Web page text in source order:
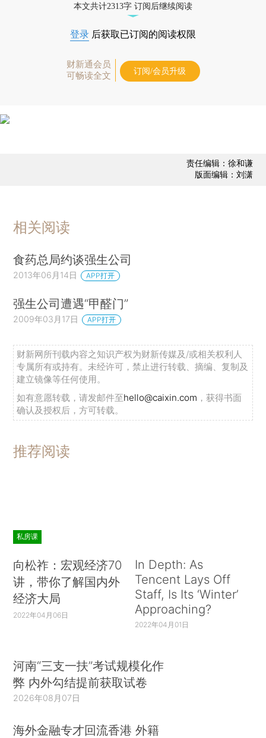
本文共计2313字 订阅后继续阅读
登录 后获取已订阅的阅读权限
财新通会员
可畅读全文
订阅/会员升级
责任编辑：徐和谦
版面编辑：刘潇
相关阅读
食药总局约谈强生公司
2013年06月14日 APP打开
强生公司遭遇“甲醛门”
2009年03月17日 APP打开
财新网所刊载内容之知识产权为财新传媒及/或相关权利人
专属所有或持有。未经许可，禁止进行转载、摘编、复制及
建立镜像等任何使用。
如有意愿转载，请发邮件至hello@caixin.com ，获得书面
确认及授权后，方可转载。
推荐阅读
私房课
向松祚：宏观经济70
讲，带你了解国内外
经济大局
2022年04月06日
In Depth: As
Tencent Lays Off
Staff, Is Its ‘Winter’
Approaching?
2022年04月01日
河南“三支一扶”考试规模化作
弊 内外勾结提前获取试卷
2026年08月07日
海外金融专才回流香港 外籍